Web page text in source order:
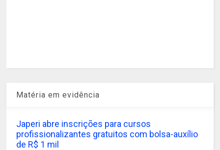
Matéria em evidência
Japeri abre inscrições para cursos
profissionalizantes gratuitos com bolsa-auxílio
de R$ 1 mil